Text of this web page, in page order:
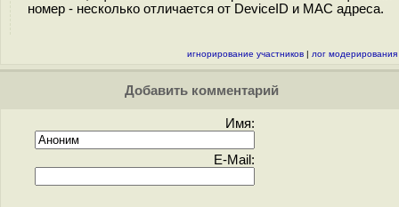
номер - несколько отличается от DeviceID и MAC адреса.
игнорирование участников | лог модерирования
Добавить комментарий
Имя:
E-Mail: